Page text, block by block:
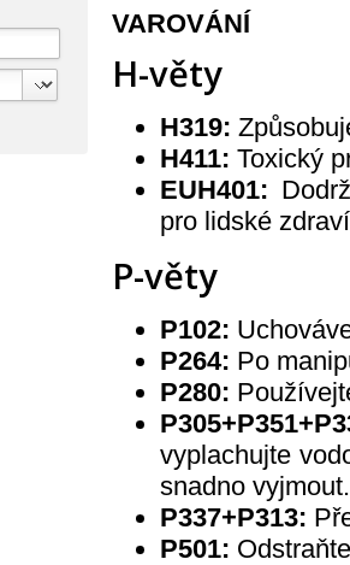
VAROVÁNÍ
H-věty
H319:
H411: Toxický
EUH401:
pro lidské
P-věty
P102:
P264: Po
P280:
vyplachujte
snadno
P337+P313:
P501: